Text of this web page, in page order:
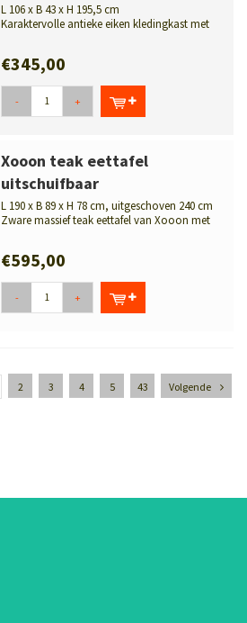
L 106 x B 43 x H 195,5 cm
Karaktervolle antieke eiken kledingkast met
€345,00
- +
Xooon teak eettafel
uitschuifbaar
L 190 x B 89 x H 78 cm, uitgeschoven 240 cm
Zware massief teak eettafel van Xooon met
€595,00
- +
2 3 4 5 43 Volgende